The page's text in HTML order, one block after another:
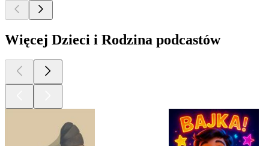
Więcej Dzieci i Rodzina podcastów